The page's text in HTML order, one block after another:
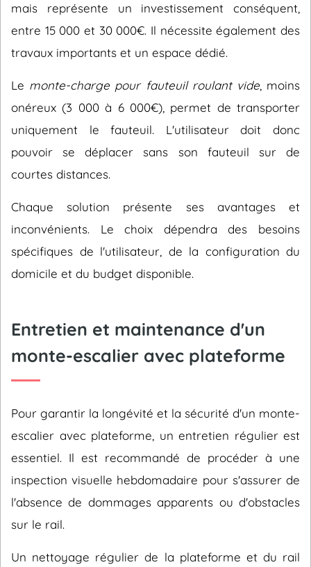
mais représente un investissement conséquent,
entre 15 000 et 30 000€. Il nécessite également des
travaux importants et un espace dédié.
Le monte-charge pour fauteuil roulant vide, moins
onéreux (3 000 à 6 000€), permet de transporter
uniquement le fauteuil. L'utilisateur doit donc
pouvoir se déplacer sans son fauteuil sur de
courtes distances.
Chaque solution présente ses avantages et
inconvénients. Le choix dépendra des besoins
spécifiques de l'utilisateur, de la configuration du
domicile et du budget disponible.
Entretien et maintenance d'un
monte-escalier avec plateforme
Pour garantir la longévité et la sécurité d'un monte-
escalier avec plateforme, un entretien régulier est
essentiel. Il est recommandé de procéder à une
inspection visuelle hebdomadaire pour s'assurer de
l'absence de dommages apparents ou d'obstacles
sur le rail.
Un nettoyage régulier de la plateforme et du rail